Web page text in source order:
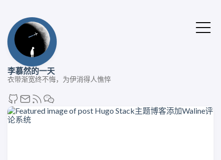
李慕然的一天
衣带渐宽终不悔，为伊消得人憔悴